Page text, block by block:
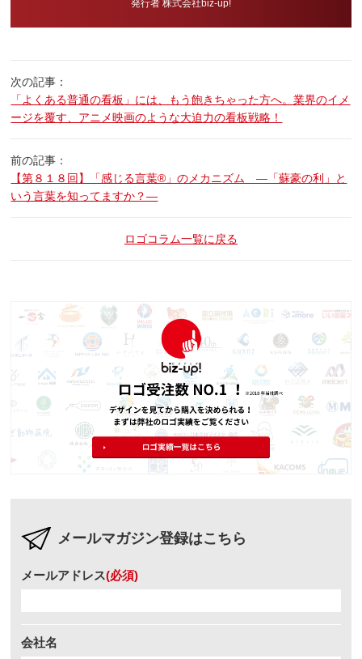
発行者 株式会社biz-up!
次の記事：
「よくある普通の看板」には、もう飽きちゃった方へ。業界のイメ
ージを覆す、アニメ映画のような大迫力の看板戦略！
前の記事：
【第８１８回】「感じる言葉®」のメカニズム ―「蘇豪の利」と
いう言葉を知ってますか？―
ロゴコラム一覧に戻る
メールマガジン登録はこちら
メールアドレス(必須)
会社名